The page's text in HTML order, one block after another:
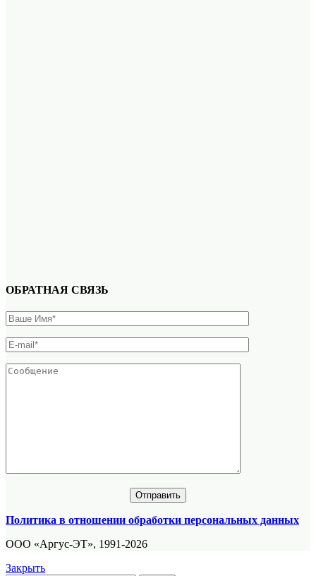
ОБРАТНАЯ СВЯЗЬ
Политика в отношении обработки персональных данных
ООО «Аргус-ЭТ», 1991-2026
Закрыть